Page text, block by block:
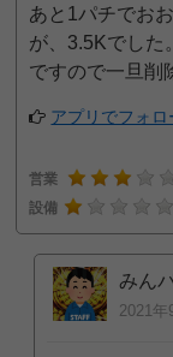
あと1パチでお
が、3.5Kでした
ですので一旦削
アプリでフォロ
営業
設備
みん
2021年